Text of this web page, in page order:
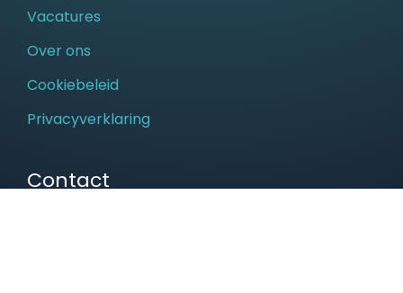
Vacatures
Over ons
Cookiebeleid
Privacyverklaring
Contact